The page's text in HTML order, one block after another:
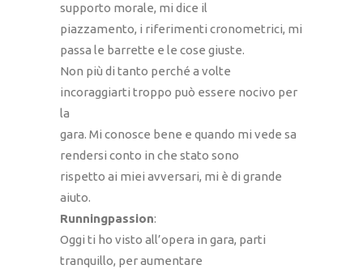
supporto morale, mi dice il
piazzamento, i riferimenti cronometrici, mi
passa le barrette e le cose giuste.
Non più di tanto perché a volte
incoraggiarti troppo può essere nocivo per
la
gara. Mi conosce bene e quando mi vede sa
rendersi conto in che stato sono
rispetto ai miei avversari, mi è di grande
aiuto.
Runningpassion:
Oggi ti ho visto all’opera in gara, parti
tranquillo, per aumentare